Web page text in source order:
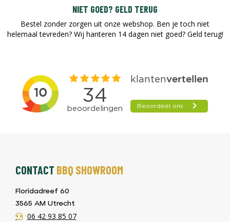
NIET GOED? GELD TERUG
Bestel zonder zorgen uit onze webshop. Ben je toch niet
helemaal tevreden? Wij hanteren 14 dagen niet goed? Geld terug!​
CONTACT BBQ SHOWROOM
Floridadreef 60
3565 AM Utrecht
06 42 93 85 07